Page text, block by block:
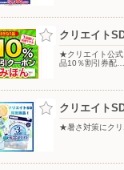
クリエイト
★クリエイト公式
品10％割引券配…
クリエイト
★暑さ対策にク